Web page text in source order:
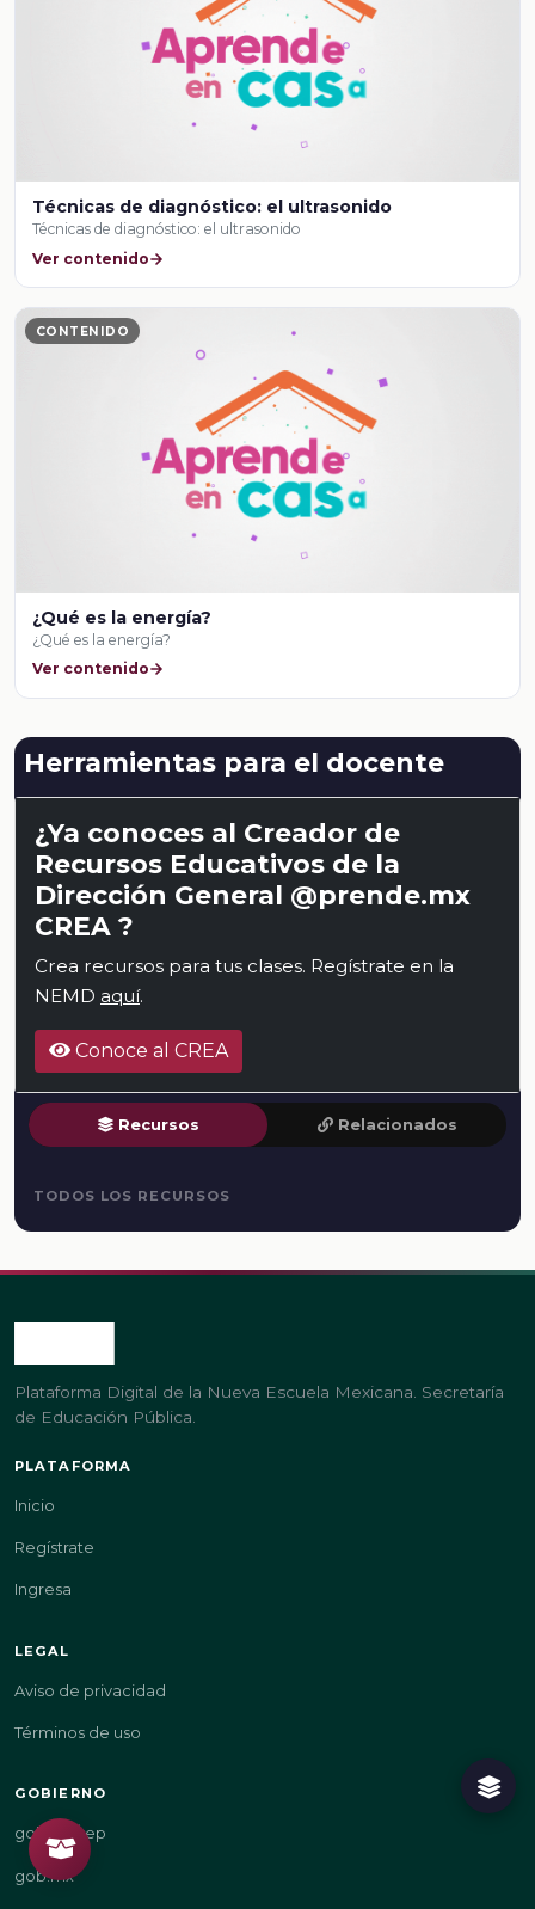
Técnicas de diagnóstico: el ultrasonido
Técnicas de diagnóstico: el ultrasonido
Ver contenido
CONTENIDO
¿Qué es la energía?
¿Qué es la energía?
Ver contenido
Herramientas para el docente
¿Ya conoces al Creador de
Recursos Educativos de la
Dirección General @prende.mx
CREA ?
Crea recursos para tus clases. Regístrate en la
NEMD aquí.
Conoce al CREA
Recursos Relacionados
TODOS LOS RECURSOS
Plataforma Digital de la Nueva Escuela Mexicana. Secretaría
de Educación Pública.
PLATAFORMA
Inicio
Regístrate
Ingresa
LEGAL
Aviso de privacidad
Términos de uso
GOBIERNO
gob.mx/sep
gob.mx